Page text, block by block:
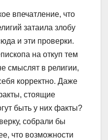
впечатление, что
затаила злобу
и эти проверки.
на откуп тем
смыслят в религии,
корректно. Даже
стоящие
быть у них факты?
собрали бы
что возможности